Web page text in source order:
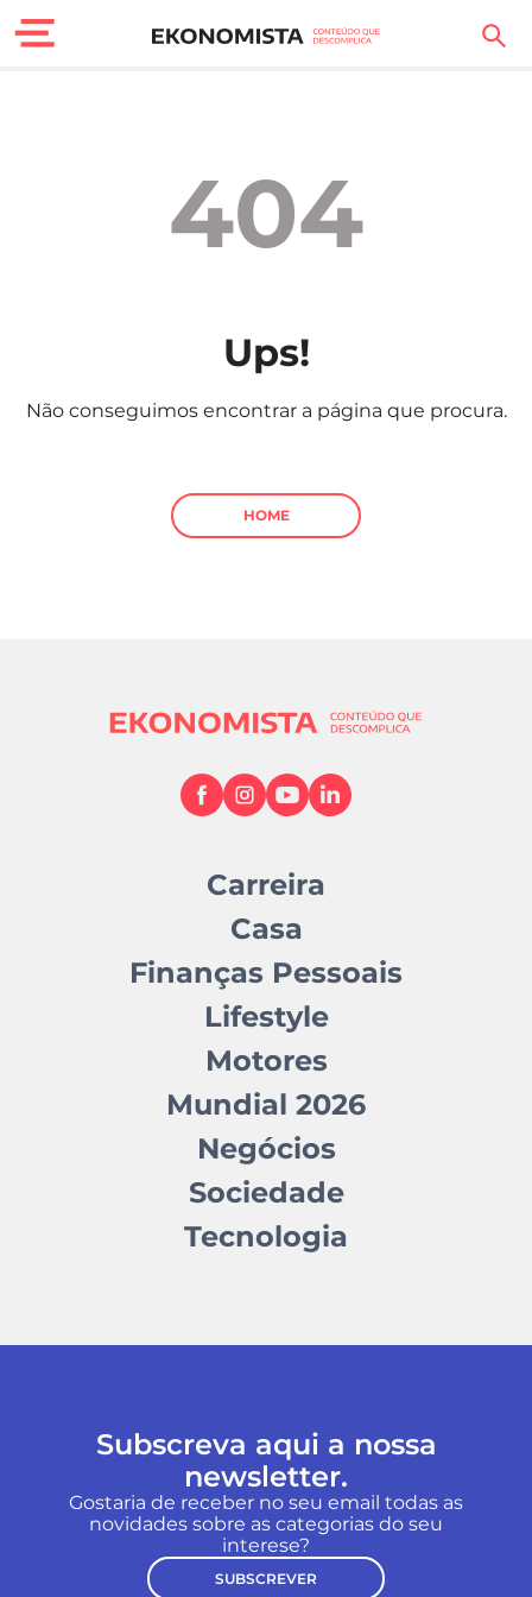
Carreira
Sociedade
Negócios
404
Ups!
Não conseguimos encontrar a página que procura.
HOME
Carreira
Casa
Finanças Pessoais
Lifestyle
Motores
Mundial 2026
Negócios
Sociedade
Tecnologia
Subscreva aqui a nossa
newsletter.
Gostaria de receber no seu email todas as
novidades sobre as categorias do seu
interese?
SUBSCREVER